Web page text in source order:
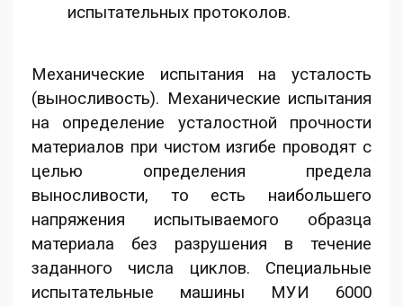
испытательных протоколов.
Механические испытания на усталость
(выносливость). Механические испытания
на определение усталостной прочности
материалов при чистом изгибе проводят с
целью определения предела
выносливости, то есть наибольшего
напряжения испытываемого образца
материала без разрушения в течение
заданного числа циклов. Специальные
испытательные машины МУИ 6000